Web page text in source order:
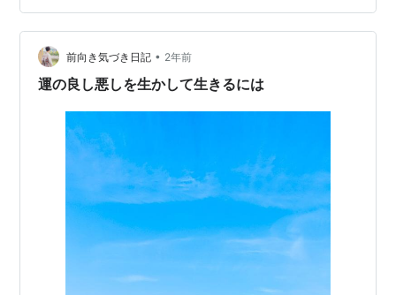
れを試してみるのか、 やってもどうせ変わらない、 それ
をしたから…
前向き気づき日記 • 2年前
運の良し悪しを生かして生きるには